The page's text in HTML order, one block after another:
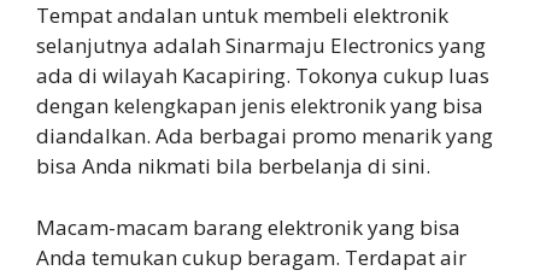
Tempat andalan untuk membeli elektronik
selanjutnya adalah Sinarmaju Electronics yang
ada di wilayah Kacapiring. Tokonya cukup luas
dengan kelengkapan jenis elektronik yang bisa
diandalkan. Ada berbagai promo menarik yang
bisa Anda nikmati bila berbelanja di sini.
Macam-macam barang elektronik yang bisa
Anda temukan cukup beragam. Terdapat air